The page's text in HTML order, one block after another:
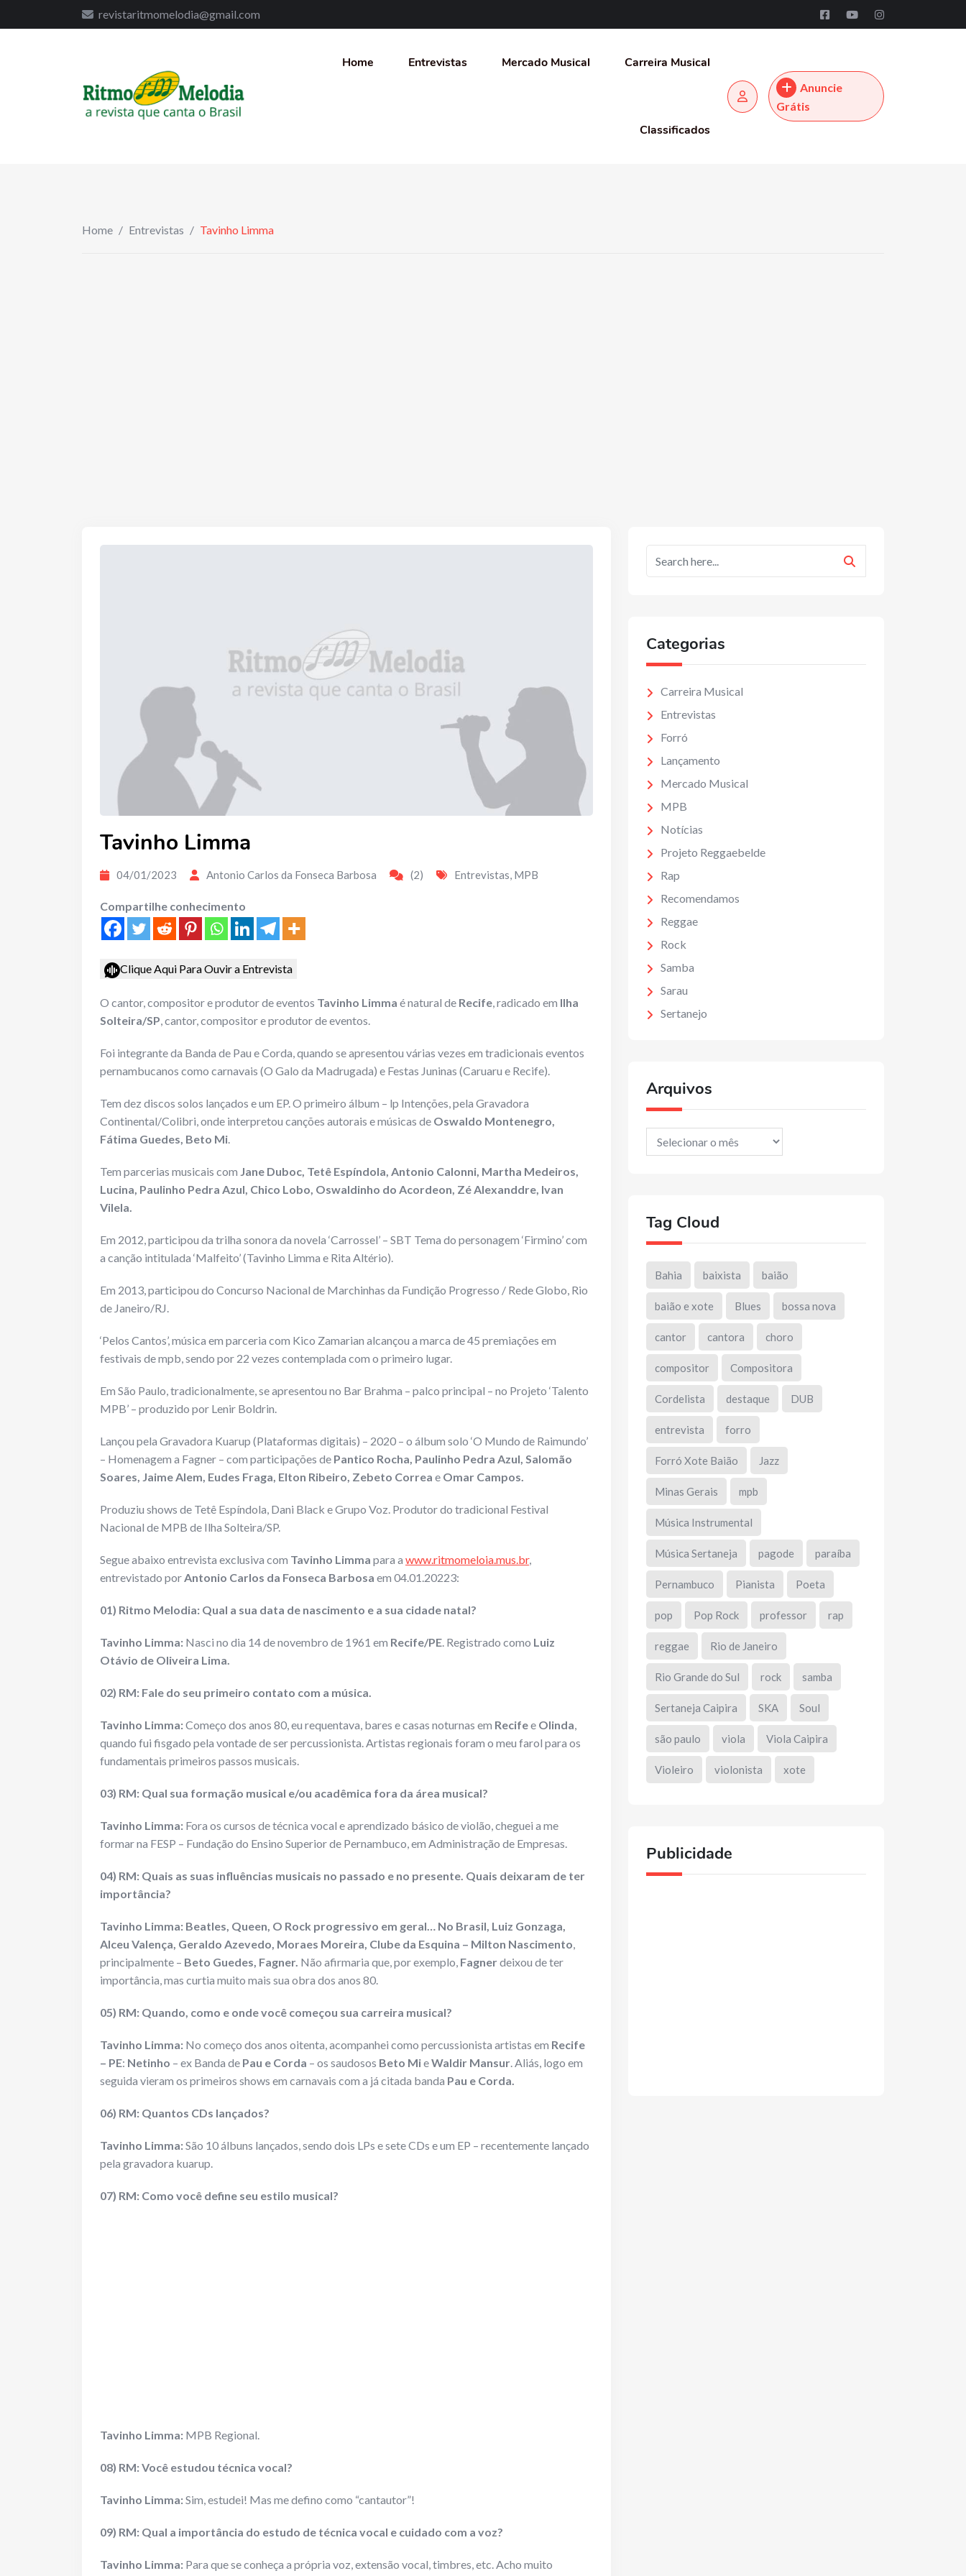
revistaritmomelodia@gmail.com
Home Entrevistas Mercado Musical Carreira Musical
Classificados
Anuncie
Grátis
Home / Entrevistas / Tavinho Limma
Tavinho Limma
04/01/2023 Antonio Carlos da Fonseca Barbosa (2) Entrevistas, MPB
Compartilhe conhecimento
Clique Aqui Para Ouvir a Entrevista
O cantor, compositor e produtor de eventos Tavinho Limma é natural de Recife, radicado em Ilha
Solteira/SP, cantor, compositor e produtor de eventos.
Foi integrante da Banda de Pau e Corda, quando se apresentou várias vezes em tradicionais eventos
pernambucanos como carnavais (O Galo da Madrugada) e Festas Juninas (Caruaru e Recife).
Tem dez discos solos lançados e um EP. O primeiro álbum – lp Intenções, pela Gravadora
Continental/Colibri, onde interpretou canções autorais e músicas de Oswaldo Montenegro,
Fátima Guedes, Beto Mi.
Tem parcerias musicais com Jane Duboc, Tetê Espíndola, Antonio Calonni, Martha Medeiros,
Lucina, Paulinho Pedra Azul, Chico Lobo, Oswaldinho do Acordeon, Zé Alexanddre, Ivan
Vilela.
Em 2012, participou da trilha sonora da novela ‘Carrossel’ – SBT Tema do personagem ‘Firmino’ com
a canção intitulada ‘Malfeito’ (Tavinho Limma e Rita Altério).
Em 2013, participou do Concurso Nacional de Marchinhas da Fundição Progresso / Rede Globo, Rio
de Janeiro/RJ.
‘Pelos Cantos’, música em parceria com Kico Zamarian alcançou a marca de 45 premiações em
festivais de mpb, sendo por 22 vezes contemplada com o primeiro lugar.
Em São Paulo, tradicionalmente, se apresentou no Bar Brahma – palco principal – no Projeto ‘Talento
MPB’ – produzido por Lenir Boldrin.
Lançou pela Gravadora Kuarup (Plataformas digitais) – 2020 – o álbum solo ‘O Mundo de Raimundo’
– Homenagem a Fagner – com participações de Pantico Rocha, Paulinho Pedra Azul, Salomão
Soares, Jaime Alem, Eudes Fraga, Elton Ribeiro, Zebeto Correa e Omar Campos.
Produziu shows de Tetê Espíndola, Dani Black e Grupo Voz. Produtor do tradicional Festival
Nacional de MPB de Ilha Solteira/SP.
Segue abaixo entrevista exclusiva com Tavinho Limma para a www.ritmomeloia.mus.br,
entrevistado porAntonio Carlos da Fonseca Barbosa em 04.01.20223:
01) Ritmo Melodia: Qual a sua data de nascimento e a sua cidade natal?
Tavinho Limma: Nasci no dia 14 de novembro de 1961 em Recife/PE. Registrado como Luiz
Otávio de Oliveira Lima.
02) RM: Fale do seu primeiro contato com a música.
Tavinho Limma:Começo dos anos 80, eu requentava, bares e casas noturnas em Recifee Olinda,
quando fui fisgado pela vontade de ser percussionista. Artistas regionais foram o meu farol para os
fundamentais primeiros passos musicais.
03) RM: Qual sua formação musical e/ou acadêmica fora da área musical?
Tavinho Limma: Fora os cursos de técnica vocal e aprendizado básico de violão, cheguei a me
formar na FESP – Fundação do Ensino Superior de Pernambuco, em Administração de Empresas.
04) RM: Quais as suas influências musicais no passado e no presente. Quais deixaram de ter
importância?
Tavinho Limma: Beatles, Queen, O Rock progressivo em geral… No Brasil, Luiz Gonzaga,
Alceu Valença, Geraldo Azevedo, Moraes Moreira, Clube da Esquina – Milton Nascimento,
principalmente – Beto Guedes, Fagner. Não afirmaria que, por exemplo, Fagnerdeixou de ter
importância, mas curtia muito mais sua obra dos anos 80.
05) RM: Quando, como e onde você começou sua carreira musical?
Tavinho Limma: No começo dos anos oitenta, acompanhei como percussionista artistas em Recife
– PE: Netinho – ex Banda de Pau e Corda – os saudosos Beto MieWaldir Mansur. Aliás, logo em
seguida vieram os primeiros shows em carnavais com a já citada banda Pau e Corda.
06) RM: Quantos CDs lançados?
Tavinho Limma:São 10 álbuns lançados, sendo dois LPs e sete CDs e um EP – recentemente lançado
pela gravadora kuarup.
07) RM: Como você define seu estilo musical?
Tavinho Limma: MPB Regional.
08) RM: Você estudou técnica vocal?
Tavinho Limma:Sim, estudei! Mas me defino como “cantautor”!
09) RM: Qual a importância do estudo de técnica vocal e cuidado com a voz?
Tavinho Limma: Para que se conheça a própria voz, extensão vocal, timbres, etc. Acho muito
Categorias
Carreira Musical
Entrevistas
Forró
Lançamento
Mercado Musical
MPB
Notícias
Projeto Reggaebelde
Rap
Recomendamos
Reggae
Rock
Samba
Sarau
Sertanejo
Arquivos
Arquivos
Tag Cloud
Bahia baixista baião
baião e xote Blues bossa nova
cantor cantora choro
compositor Compositora
Cordelista destaque DUB
entrevista forro
Forró Xote Baião Jazz
Minas Gerais mpb
Música Instrumental
Música Sertaneja pagode paraíba
Pernambuco Pianista Poeta
pop Pop Rock professor rap
reggae Rio de Janeiro
Rio Grande do Sul rock samba
Sertaneja Caipira SKA Soul
são paulo viola Viola Caipira
Violeiro violonista xote
Publicidade